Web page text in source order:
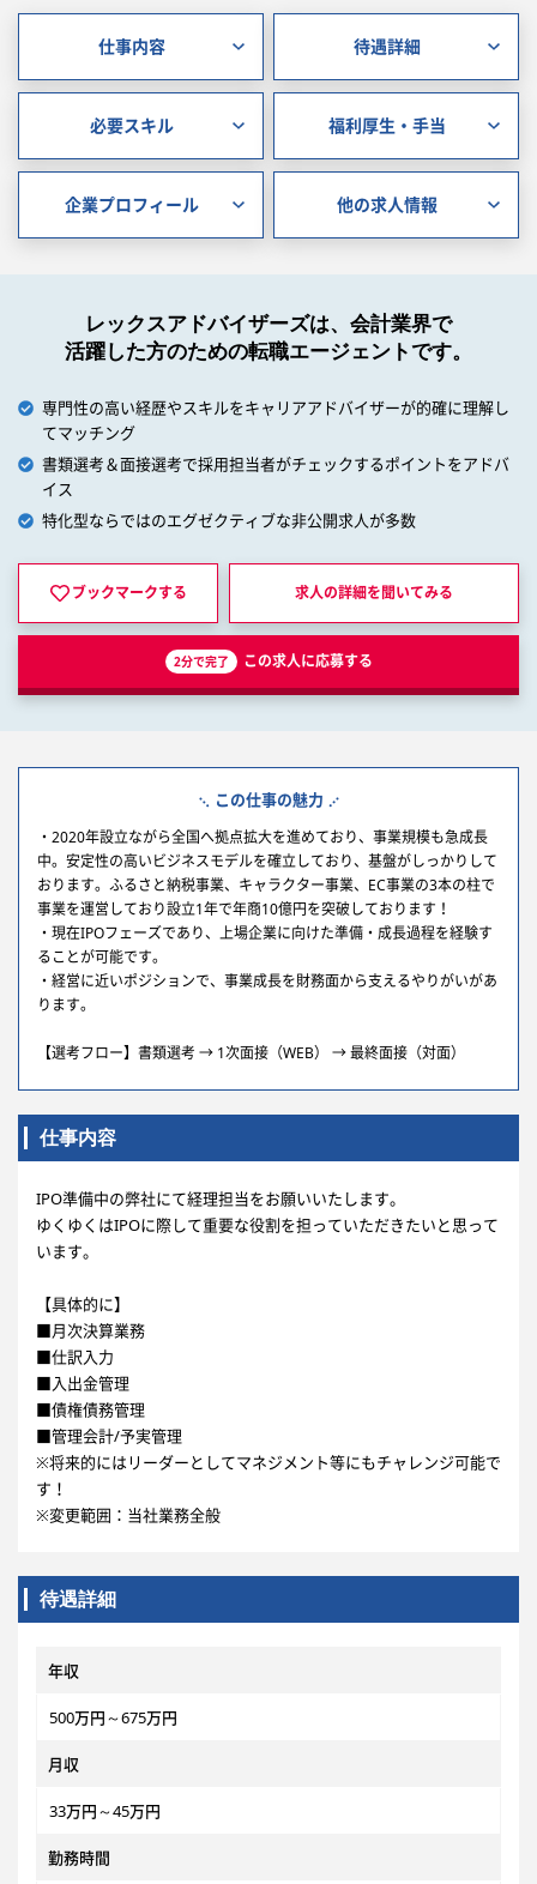
仕事内容 待遇詳細
必要スキル 福利厚生・手当
企業プロフィール 他の求人情報
レックスアドバイザーズは、会計業界で
活躍した方のための転職エージェントです。
専門性の高い経歴やスキルをキャリアアドバイザーが的確に理解し
てマッチング
書類選考＆面接選考で採用担当者がチェックするポイントをアドバ
イス
特化型ならではのエグゼクティブな非公開求人が多数
ブックマークする 求人の詳細を聞いてみる
2分で完了 この求人に応募する
この仕事の魅力
・2020年設立ながら全国へ拠点拡大を進めており、事業規模も急成長
中。安定性の高いビジネスモデルを確立しており、基盤がしっかりして
おります。ふるさと納税事業、キャラクター事業、EC事業の3本の柱で
事業を運営しており設立1年で年商10億円を突破しております！
・現在IPOフェーズであり、上場企業に向けた準備・成長過程を経験す
ることが可能です。
・経営に近いポジションで、事業成長を財務面から支えるやりがいがあ
ります。
【選考フロー】書類選考 → 1次面接（WEB） → 最終面接（対面）
仕事内容
IPO準備中の弊社にて経理担当をお願いいたします。
ゆくゆくはIPOに際して重要な役割を担っていただきたいと思って
います。
【具体的に】
■月次決算業務
■仕訳入力
■入出金管理
■債権債務管理
■管理会計/予実管理
※将来的にはリーダーとしてマネジメント等にもチャレンジ可能で
す！
※変更範囲：当社業務全般
待遇詳細
年収
500万円～675万円
月収
33万円～45万円
勤務時間